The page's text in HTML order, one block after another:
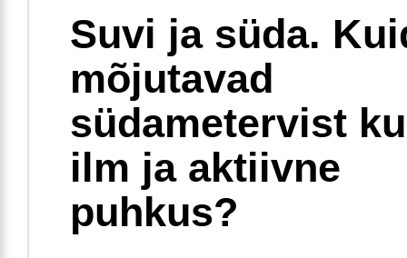
Suvi ja süda.
mõjutavad
südametervist
ilm ja aktiivne
puhkus?